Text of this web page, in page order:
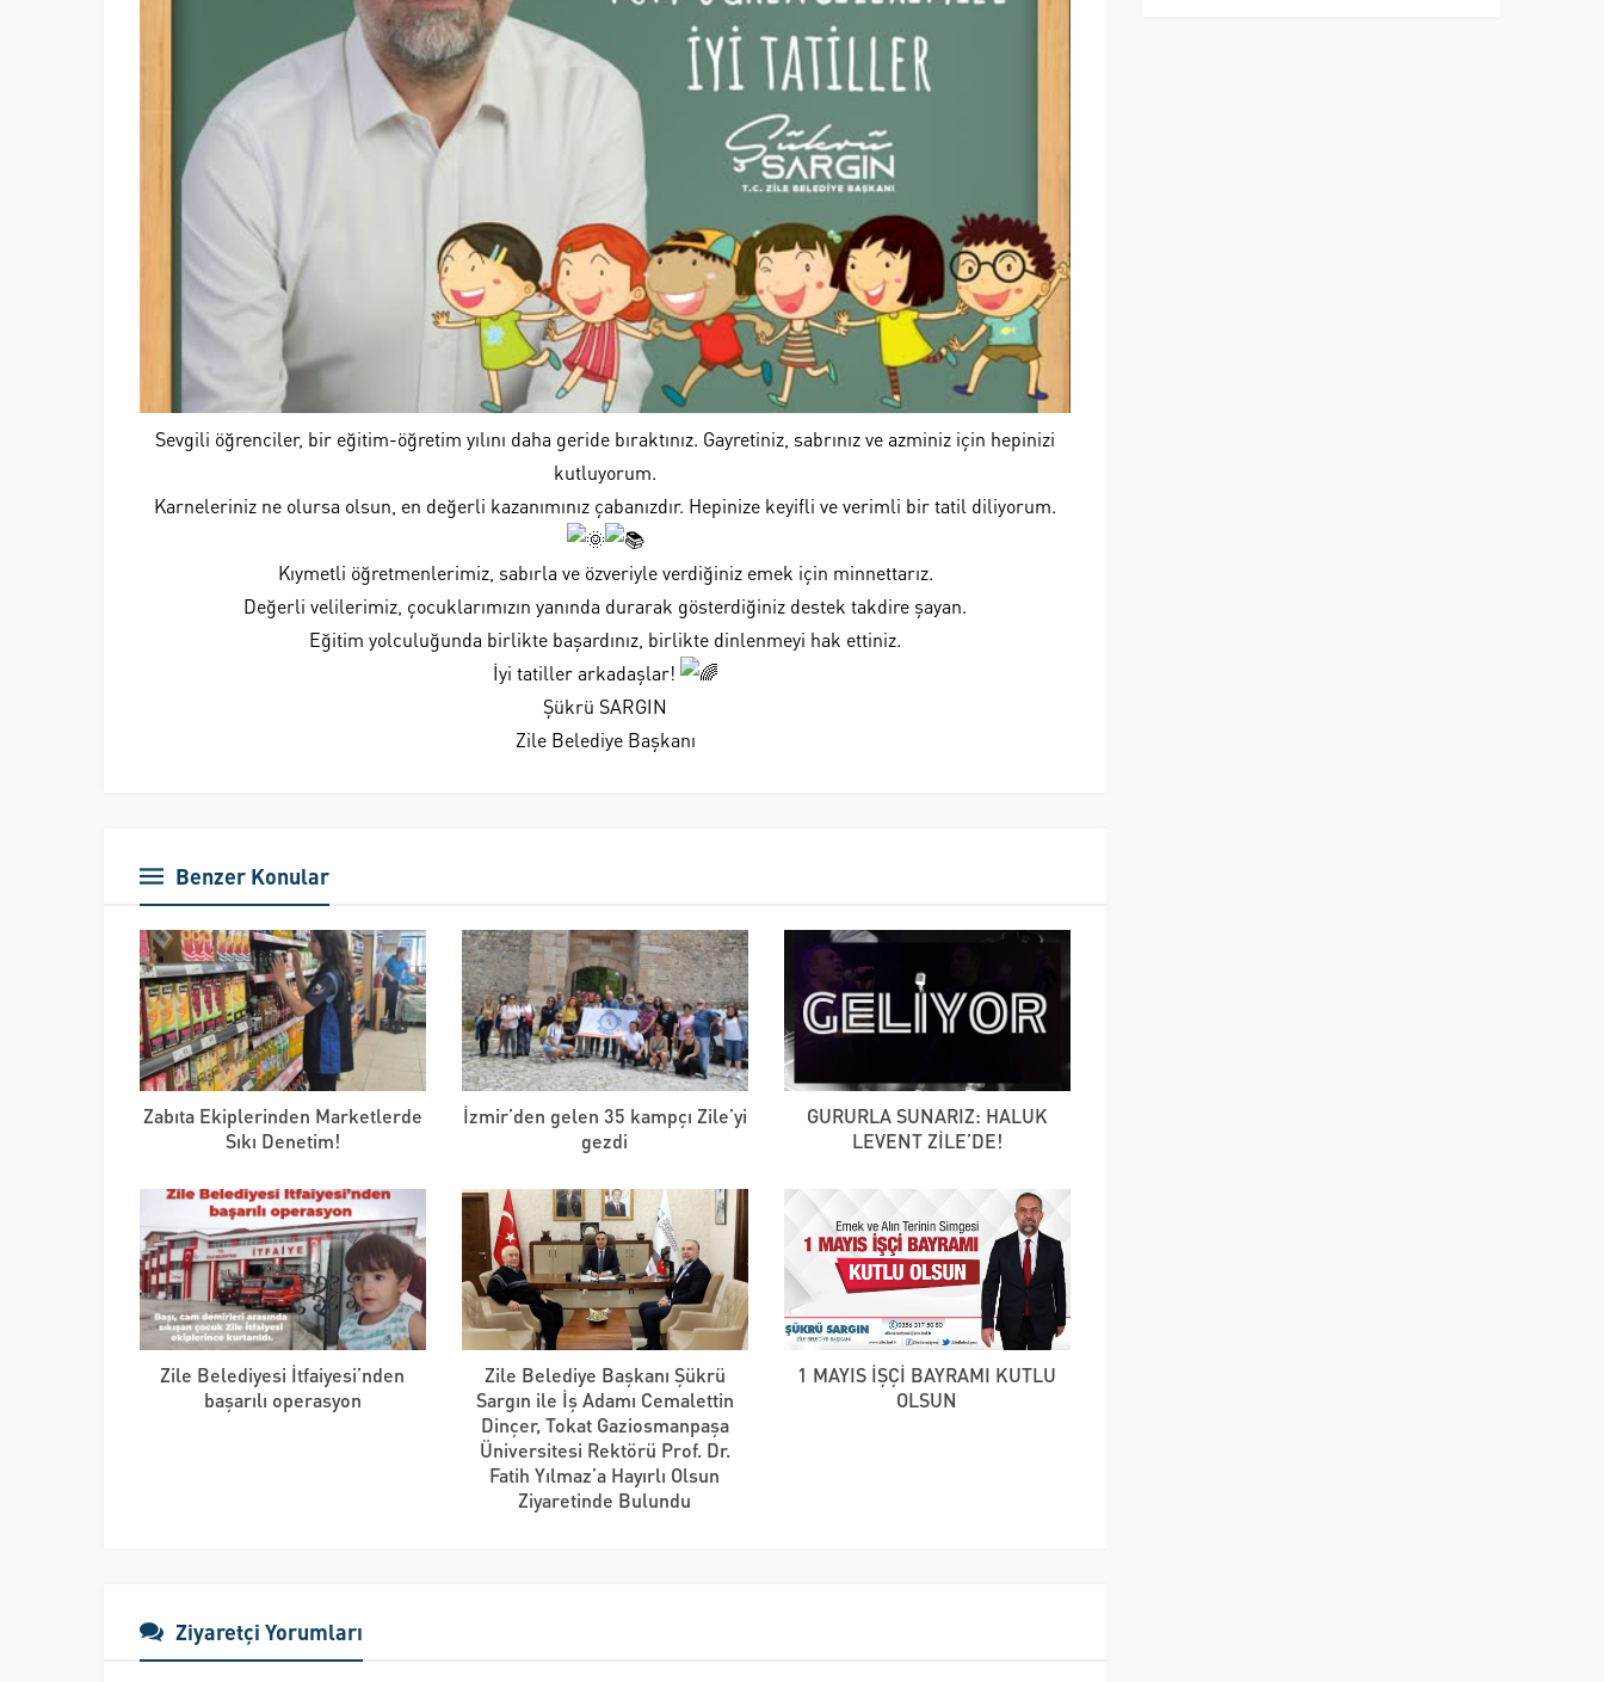
Sevgili öğrenciler, bir eğitim-öğretim yılını daha geride bıraktınız. Gayretiniz, sabrınız ve azminiz için hepinizi
kutluyorum.
Karneleriniz ne olursa olsun, en değerli kazanımınız çabanızdır. Hepinize keyifli ve verimli bir tatil diliyorum.
Kıymetli öğretmenlerimiz, sabırla ve özveriyle verdiğiniz emek için minnettarız.
Değerli velilerimiz, çocuklarımızın yanında durarak gösterdiğiniz destek takdire şayan.
Eğitim yolculuğunda birlikte başardınız, birlikte dinlenmeyi hak ettiniz.
İyi tatiller arkadaşlar!
Şükrü SARGIN
Zile Belediye Başkanı
Benzer Konular
Zabıta Ekiplerinden Marketlerde
Sıkı Denetim!
İzmir’den gelen 35 kampçı Zile’yi
gezdi
GURURLA SUNARIZ: HALUK
LEVENT ZİLE’DE!
Zile Belediyesi İtfaiyesi’nden
başarılı operasyon
Zile Belediye Başkanı Şükrü
Sargın ile İş Adamı Cemalettin
Dinçer, Tokat Gaziosmanpaşa
Üniversitesi Rektörü Prof. Dr.
Fatih Yılmaz’a Hayırlı Olsun
Ziyaretinde Bulundu
1 MAYIS İŞÇİ BAYRAMI KUTLU
OLSUN
Ziyaretçi Yorumları